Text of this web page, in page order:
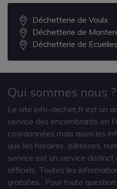
Déchetterie de Voulx
Déchetterie de
Déchetterie de Ecuelles
Qui sommes nous ?
Le site info-dechet.fr est un
service des encombrants en
coordonnées mais aussi les
que les horaires, adresses,
service est un service distinct
officiels. Toutes les
gratuites
. Pour toute